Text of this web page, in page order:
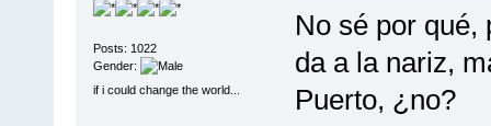
Posts: 1022
Gender:
if i could change the world...
No sé por qué,
da a la nariz,
Puerto, ¿no?